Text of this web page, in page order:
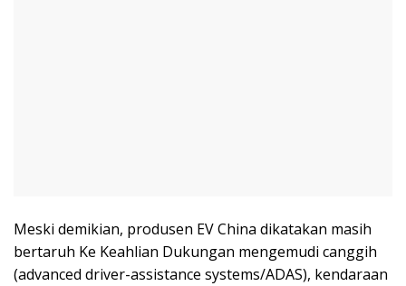
Meski demikian, produsen EV China dikatakan masih
bertaruh Ke Keahlian Dukungan mengemudi canggih
(advanced driver-assistance systems/ADAS), kendaraan